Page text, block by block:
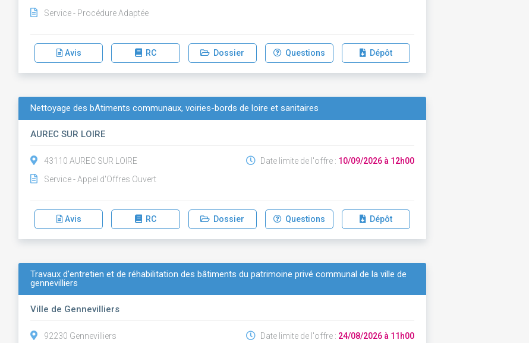
Service - Procédure Adaptée
Avis RC Dossier Questions Dépôt
Nettoyage des bÂtiments communaux, voiries-bords de loire et sanitaires
AUREC SUR LOIRE
43110 AUREC SUR LOIRE
Service - Appel d'Offres Ouvert
Date limite de l'offre : 10/09/2026 à 12h00
Avis RC Dossier Questions Dépôt
Travaux d'entretien et de réhabilitation des bâtiments du patrimoine privé communal de la ville de
gennevilliers
Ville de Gennevilliers
92230 Gennevilliers
Date limite de l'offre : 24/08/2026 à 11h00